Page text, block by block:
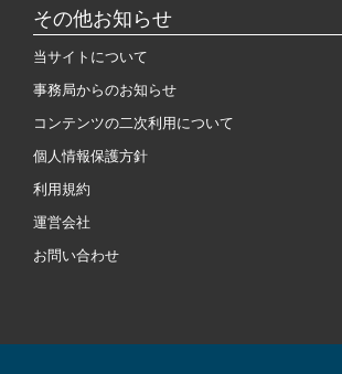
その他お知らせ
当サイトについて
事務局からのお知らせ
コンテンツの二次利用について
個人情報保護方針
利用規約
運営会社
お問い合わせ